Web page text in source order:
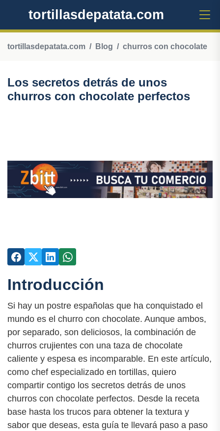
tortillasdepatata.com
tortillasdepatata.com Blog churros con chocolate
Los secretos detrás de unos
churros con chocolate perfectos
Introducción
Si hay un postre españolas que ha conquistado el
mundo es el churro con chocolate. Aunque ambos,
por separado, son deliciosos, la combinación de
churros crujientes con una taza de chocolate
caliente y espesa es incomparable. En este artículo,
como chef especializado en tortillas, quiero
compartir contigo los secretos detrás de unos
churros con chocolate perfectos. Desde la receta
base hasta los trucos para obtener la textura y
sabor que deseas, esta guía te llevará paso a paso